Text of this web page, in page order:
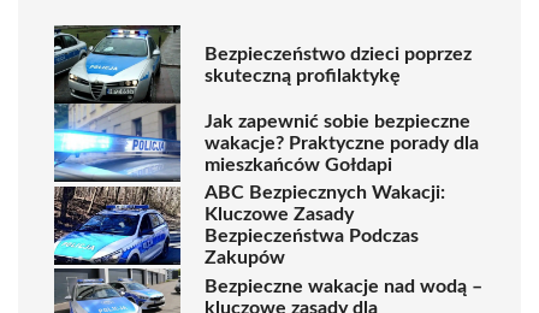
Bezpieczeństwo dzieci poprzez
skuteczną profilaktykę
Jak zapewnić sobie bezpieczne
wakacje? Praktyczne porady dla
mieszkańców Gołdapi
ABC Bezpiecznych Wakacji:
Kluczowe Zasady
Bezpieczeństwa Podczas
Zakupów
Bezpieczne wakacje nad wodą –
kluczowe zasady dla